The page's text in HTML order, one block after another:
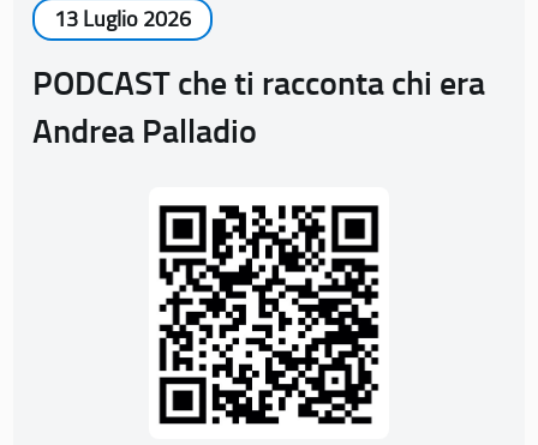
13 Luglio 2026
PODCAST che ti racconta chi era
Andrea Palladio